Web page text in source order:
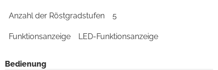
Anzahl der Röstgradstufen 5
Funktionsanzeige LED-Funktionsanzeige
Bedienung